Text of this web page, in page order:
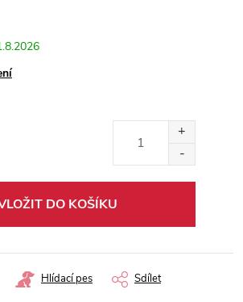
DO KOŠÍKU
Hlídací pes Sdílet